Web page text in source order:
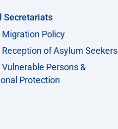
Secretariats
Migration Policy
Reception of Asylum Seekers
Vulnerable Persons &
Protection